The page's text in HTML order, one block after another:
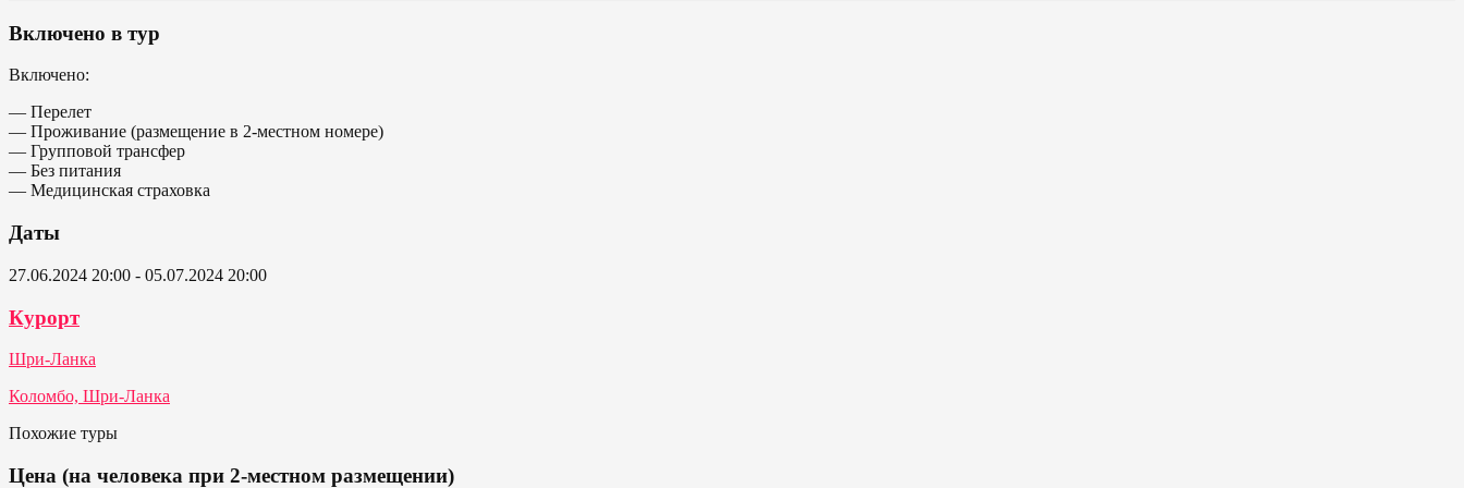
Включено в тур
Включено:
— Перелет
— Проживание (размещение в 2-местном номере)
— Групповой трансфер
— Без питания
— Медицинская страховка
Даты
27.06.2024 20:00 - 05.07.2024 20:00
Курорт
Шри-Ланка
Коломбо, Шри-Ланка
Похожие туры
Цена (на человека при 2-местном размещении)